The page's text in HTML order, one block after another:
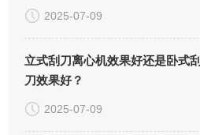
2025-07-09
立式刮刀离心机效果好还是卧式刮
刀效果好？
2025-07-09